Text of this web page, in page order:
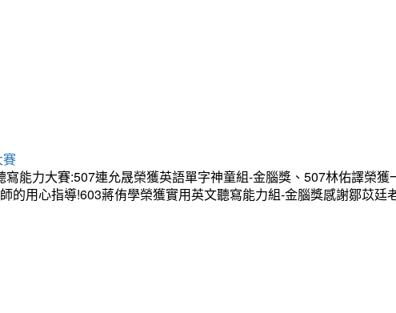
能力大賽:507連允晟榮獲英語單字神童組-金腦獎、507林佑譯榮
的用心指導!603蔣侑學榮獲實用英文聽寫能力組-金腦獎感謝鄒苡廷